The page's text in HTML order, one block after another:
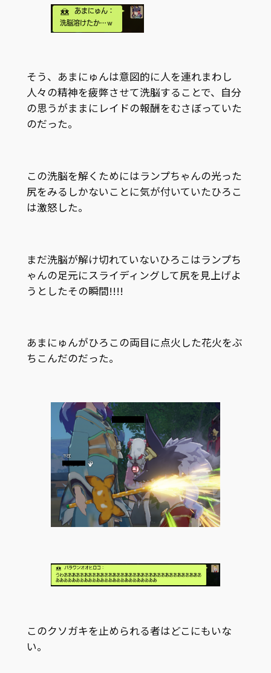
そう、あまにゅんは意図的に人を連れまわし
人々の精神を疲弊させて洗脳することで、自分
の思うがままにレイドの報酬をむさぼっていた
のだった。
この洗脳を解くためにはランプちゃんの光った
尻をみるしかないことに気が付いていたひろこ
は激怒した。
まだ洗脳が解け切れていないひろこはランプち
ゃんの足元にスライディングして尻を見上げよ
うとしたその瞬間!!!!
あまにゅんがひろこの両目に点火した花火をぶ
ちこんだのだった。
このクソガキを止められる者はどこにもいな
い。